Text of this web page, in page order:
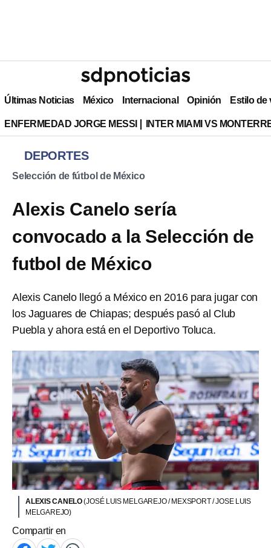
Últimas Noticias México Internacional Opinión Estilo de
ENFERMEDAD JORGE MESSI INTER MIAMI VS
DEPORTES
Selección de fútbol de México
Alexis Canelo sería
convocado a la Selección de
futbol de México
Alexis Canelo llegó a México en 2016 para jugar con
los Jaguares de Chiapas; después pasó al Club
Puebla y ahora está en el Deportivo Toluca.
ALEXIS CANELO(JOSÉ LUIS MELGAREJO / MEXSPORT / JOSE LUIS
MELGAREJO)
Compartir en